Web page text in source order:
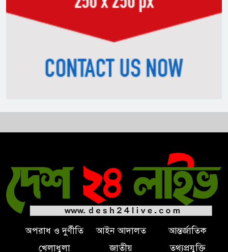
সংসদে নাহিদ ইসলামের মন্তব্য
নিপীড়নের আশঙ্কা জানালে ভিসা নয়
ট্রাম্পকে ‘রাজার খোঁচা’ দিলেন
অপরাধ ও দুর্ণীতি আইন আদালত
আন্তর্জাতিক
খেলাধুলা
জাতীয়
তথ্যপ্রযুক্তি